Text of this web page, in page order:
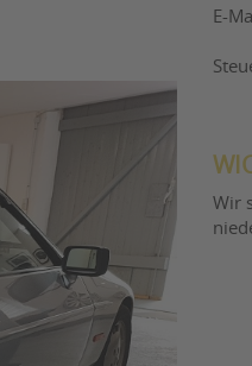
E-
Wir